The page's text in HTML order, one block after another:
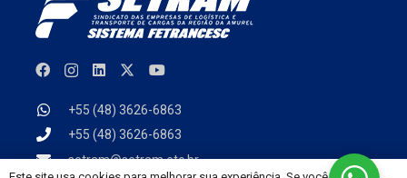
+55 (48) 3626-6863
+55 (48) 3626-6863
setram@setram.etc.br